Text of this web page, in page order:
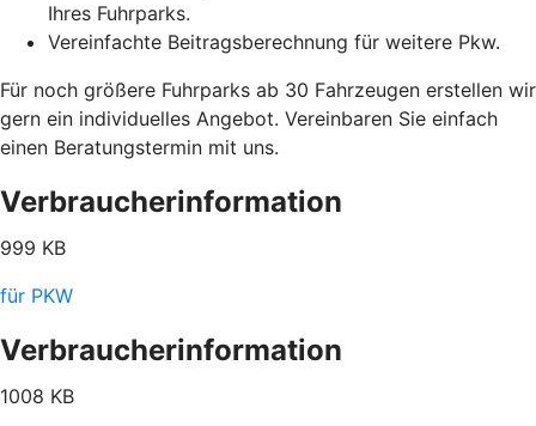
Ihres Fuhrparks.
Vereinfachte Beitragsberechnung für weitere Pkw.
Für noch größere Fuhrparks ab 30 Fahrzeugen erstellen wir
gern ein individuelles Angebot. Vereinbaren Sie einfach
einen Beratungstermin mit uns.
Verbraucherinformation
999 KB
für PKW
Verbraucherinformation
1008 KB